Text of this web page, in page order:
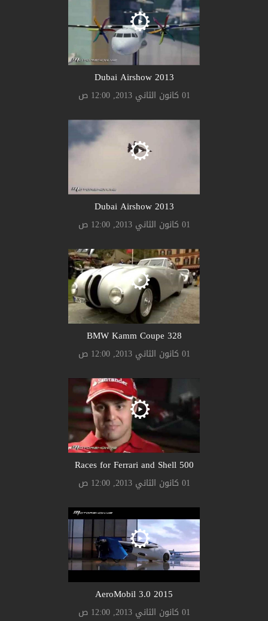
2013 Dubai Airshow
01 كانون الثاني 2013, 12:00 ص
2013 Dubai Airshow
01 كانون الثاني 2013, 12:00 ص
328 BMW Kamm Coupe
01 كانون الثاني 2013, 12:00 ص
500 Races for Ferrari and Shell
01 كانون الثاني 2013, 12:00 ص
AeroMobil 3.0 2015
01 كانون الثاني 2013, 12:00 ص